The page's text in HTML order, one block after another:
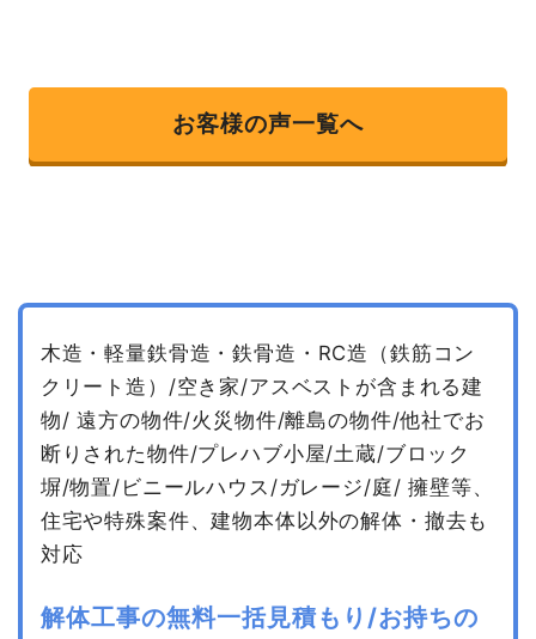
お客様の声一覧へ
木造・軽量鉄骨造・鉄骨造・RC造（鉄筋コン
クリート造）/空き家/アスベストが含まれる建
物/ 遠方の物件/火災物件/離島の物件/他社でお
断りされた物件/プレハブ小屋/土蔵/ブロック
塀/物置/ビニールハウス/ガレージ/庭/ 擁壁等、
住宅や特殊案件、建物本体以外の解体・撤去も
対応
解体工事の無料一括見積もり/お持ちの